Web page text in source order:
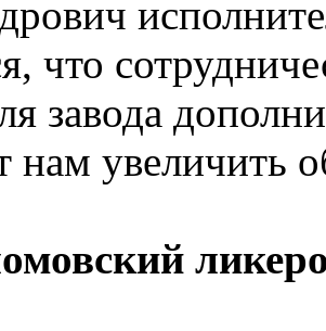
что
завода
нам увеличить